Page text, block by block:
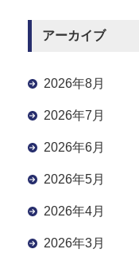
アーカイブ
2026年8月
2026年7月
2026年6月
2026年5月
2026年4月
2026年3月